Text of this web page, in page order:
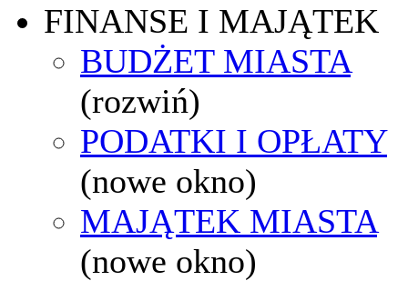
FINANSE I MAJĄTEK
BUDŻET MIASTA
(rozwiń)
PODATKI I OPŁATY
(nowe okno)
MAJĄTEK MIASTA
(nowe okno)